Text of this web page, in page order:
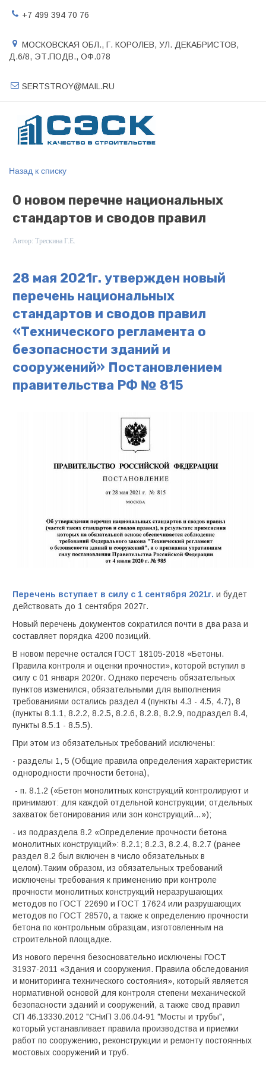
+7 499 394 70 76
МОСКОВСКАЯ ОБЛ., Г. КОРОЛЕВ, УЛ. ДЕКАБРИСТОВ,
Д.6/8, ЭТ.ПОДВ., ОФ.078
SERTSTROY@MAIL.RU
Назад к списку
О новом перечне национальных
стандартов и сводов правил
Автор: Трескина Г.Е.
28 мая 2021г. утвержден новый
перечень национальных
стандартов и сводов правил
«Технического регламента о
безопасности зданий и
сооружений» Постановлением
правительства РФ № 815
Перечень вступает в силу с 1 сентября 2021г. и будет
действовать до 1 сентября 2027г.
Новый перечень документов сократился почти в два раза и
составляет порядка 4200 позиций.
В новом перечне остался ГОСТ 18105-2018 «Бетоны.
Правила контроля и оценки прочности», которой вступил в
силу с 01 января 2020г. Однако перечень обязательных
пунктов изменился, обязательными для выполнения
требованиями остались раздел 4 (пункты 4.3 - 4.5, 4.7), 8
(пункты 8.1.1, 8.2.2, 8.2.5, 8.2.6, 8.2.8, 8.2.9, подраздел 8.4,
пункты 8.5.1 - 8.5.5).
При этом из обязательных требований исключены:
- разделы 1, 5 (Общие правила определения характеристик
однородности прочности бетона),
- п. 8.1.2 («Бетон монолитных конструкций контролируют и
принимают: для каждой отдельной конструкции; отдельных
захваток бетонирования или зон конструкций…»);
- из подраздела 8.2 «Определение прочности бетона
монолитных конструкций»: 8.2.1; 8.2.3, 8.2.4, 8.2.7 (ранее
раздел 8.2 был включен в число обязательных в
целом).Таким образом, из обязательных требований
исключены требования к применению при контроле
прочности монолитных конструкций неразрушающих
методов по ГОСТ 22690 и ГОСТ 17624 или разрушающих
методов по ГОСТ 28570, а также к определению прочности
бетона по контрольным образцам, изготовленным на
строительной площадке.
Из нового перечня безосновательно исключены ГОСТ
31937-2011 «Здания и сооружения. Правила обследования
и мониторинга технического состояния», который является
нормативной основой для контроля степени механической
безопасности зданий и сооружений, а также свод правил
СП 46.13330.2012 "СНиП 3.06.04-91 "Мосты и трубы",
который устанавливает правила производства и приемки
работ по сооружению, реконструкции и ремонту постоянных
мостовых сооружений и труб.